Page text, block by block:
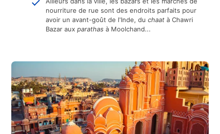
nourriture de rue sont des endroits parfaits pour
avoir un avant-goût de l'Inde, du chaat à Chawri
Bazar aux parathas à Moolchand...